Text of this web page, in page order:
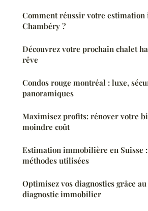
Comment réussir votre
Chambéry ?
Découvrez votre prochain chalet
rêve
Condos rouge montréal : luxe,
panoramiques
Maximisez profits: rénover votre
moindre coût
Estimation immobilière en Suisse
méthodes utilisées
Optimisez vos diagnostics grâce
diagnostic immobilier